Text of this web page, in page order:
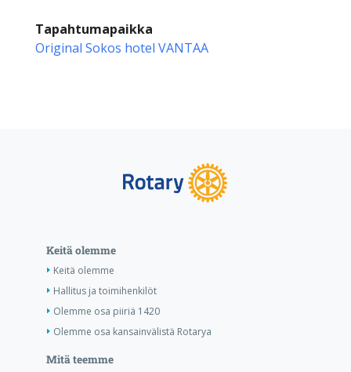
Tapahtumapaikka
Original Sokos hotel VANTAA
Keitä olemme
Keitä olemme
Hallitus ja toimihenkilöt
Olemme osa piiriä 1420
Olemme osa kansainvälistä Rotarya
Mitä teemme